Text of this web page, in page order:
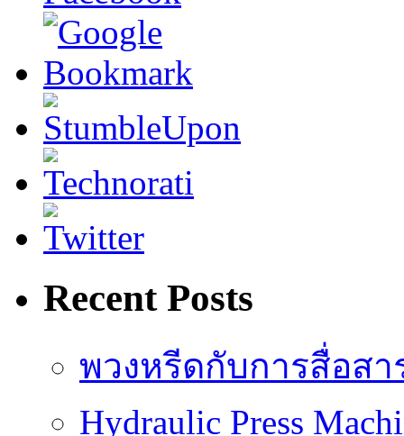
Recent Posts
พวงหรีดกับการสื่อส
Hydraulic Press